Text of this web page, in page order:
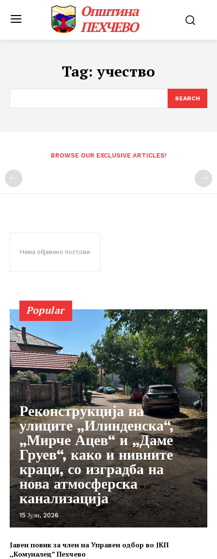
Општина
ПЕХЧЕВО
Tag: учество
SEARCH
BROWSE OUR EXCLUSIVE ARTICLES!
Нема објавено постови
Popular
Реконструкција на
улиците „Илинденска“,
„Мирче Ацев“ и „Даме
Груев“, како и нивните
краци, со изградба на
нова атмосферска
канализација
15 Јули, 2026
Јавен повик за член на Управен одбор во ЈКП
,,Комуналец” Пехчево